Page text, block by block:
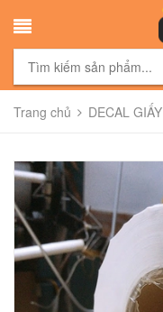
Trang chủ DECAL GIẤY